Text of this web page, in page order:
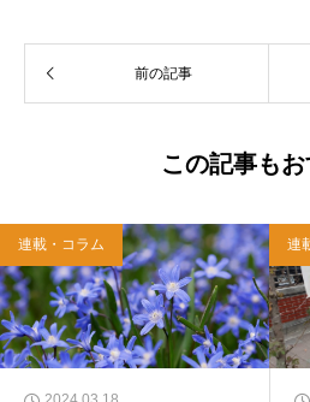
前の記事
この記事も
連載・コラム 連